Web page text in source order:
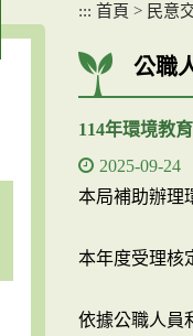
::: 首頁 > 民意
公職
114年環境教
2025-09-24
本局補助辦理
本年度受理核
依據公職人員